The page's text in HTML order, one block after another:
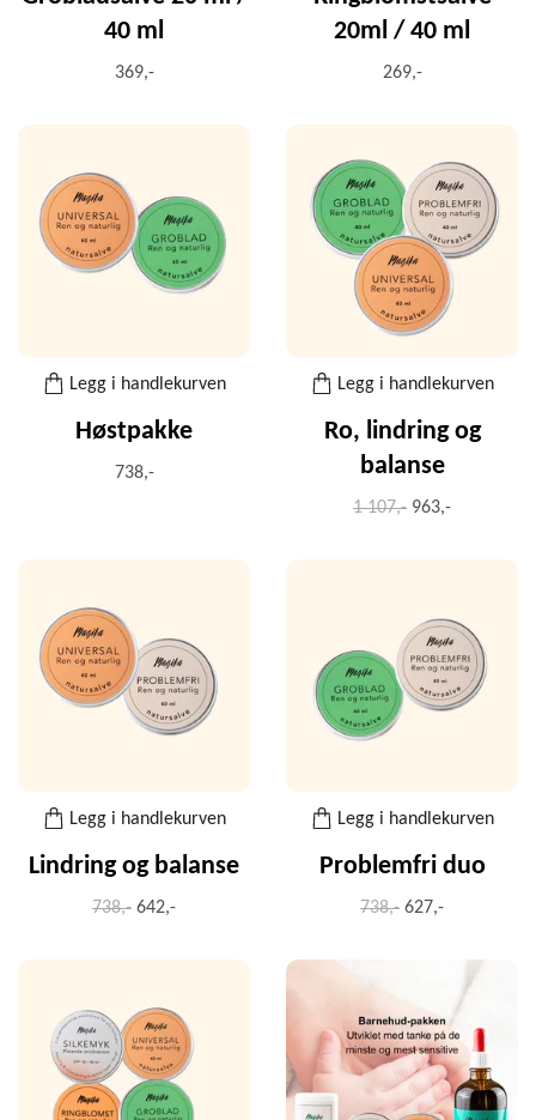
40 ml
369,-
20ml / 40 ml
269,-
Legg i handlekurven
Høstpakke
738,-
Legg i handlekurven
Ro, lindring og
balanse
1 107,- 963,-
Legg i handlekurven
Lindring og balanse
738,- 642,-
Legg i handlekurven
Problemfri duo
738,- 627,-